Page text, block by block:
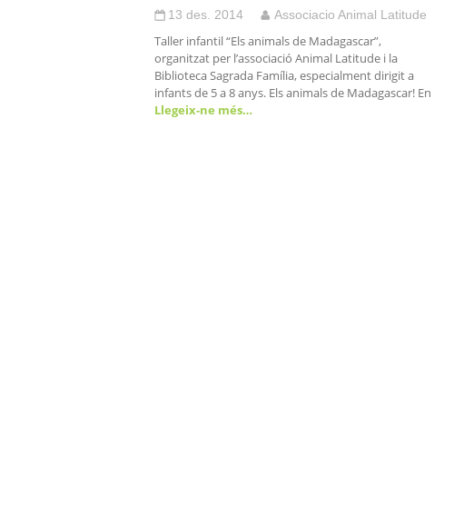
13 des. 2014 Associacio Animal Latitude
Taller infantil “Els animals de Madagascar”,
organitzat per l’associació Animal Latitude i la
Biblioteca Sagrada Família, especialment dirigit a
infants de 5 a 8 anys. Els animals de Madagascar! En
Llegeix-ne més…